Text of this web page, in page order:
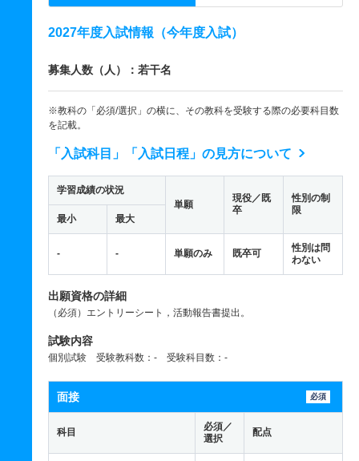
2027年度入試情報（今年度入試）
募集人数（人）：若干名
※教科の「必須/選択」の横に、その教科を受験する際の必要科目数
を記載。
「入試科目」「入試日程」の見方について
学習成績の状況
単願
現役／既
卒
性別の制
限
最小 最大
- - 単願のみ 既卒可
性別は問
わない
出願資格の詳細
（必須）エントリーシート，活動報告書提出。
試験内容
個別試験 受験教科数：- 受験科目数：-
面接 必須
科目
必須／
選択
配点